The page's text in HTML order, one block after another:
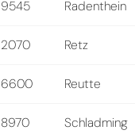
9545 Radenthein
2070 Retz
6600 Reutte
8970 Schladming